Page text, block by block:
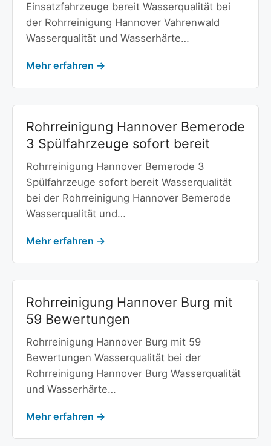
Einsatzfahrzeuge bereit Wasserqualität bei
der Rohrreinigung Hannover Vahrenwald
Wasserqualität und Wasserhärte…
Mehr erfahren →
Rohrreinigung Hannover Bemerode
3 Spülfahrzeuge sofort bereit
Rohrreinigung Hannover Bemerode 3
Spülfahrzeuge sofort bereit Wasserqualität
bei der Rohrreinigung Hannover Bemerode
Wasserqualität und…
Mehr erfahren →
Rohrreinigung Hannover Burg mit
59 Bewertungen
Rohrreinigung Hannover Burg mit 59
Bewertungen Wasserqualität bei der
Rohrreinigung Hannover Burg Wasserqualität
und Wasserhärte…
Mehr erfahren →